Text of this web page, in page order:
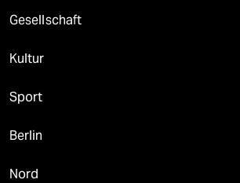
Gesellschaft
Kultur
Sport
Berlin
Nord